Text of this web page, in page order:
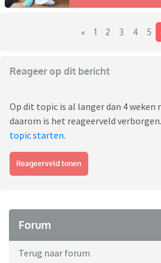
« 1 2 3 4 5
Reageer op dit bericht
Op dit topic is al langer dan 4 weken
daarom is het reageerveld verborgen.
topic starten.
Reageerveld tonen
Forum
Terug naar forum